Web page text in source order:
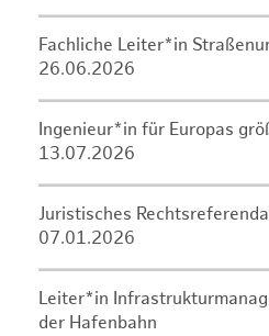
Fachliche Leiter*in
26.06.2026
Ingenieur*in für Europas
13.07.2026
Juristisches
07.01.2026
Leiter*in
der Hafenbahn